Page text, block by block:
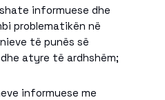
informuese dhe
problematikën në
të punës së
atyre të ardhshëm;
informuese me